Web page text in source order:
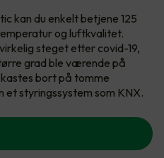
kan du enkelt betjene 125
og luftkvalitet.
steget etter covid-19,
grad ble værende på
bort på tomme
styringssystem som KNX.